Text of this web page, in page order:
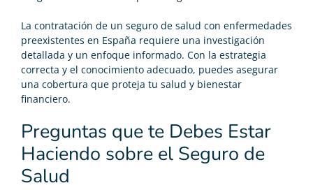
La contratación de un seguro de salud con enfermedades
preexistentes en España requiere una investigación
detallada y un enfoque informado. Con la estrategia
correcta y el conocimiento adecuado, puedes asegurar
una cobertura que proteja tu salud y bienestar
financiero.
Preguntas que te Debes Estar
Haciendo sobre el Seguro de
Salud